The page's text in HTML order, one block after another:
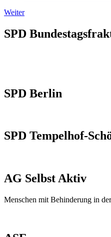
Weiter
SPD
SPD Berlin
SPD Tempelhof-
AG Selbst Aktiv
Menschen mit Behinderung in